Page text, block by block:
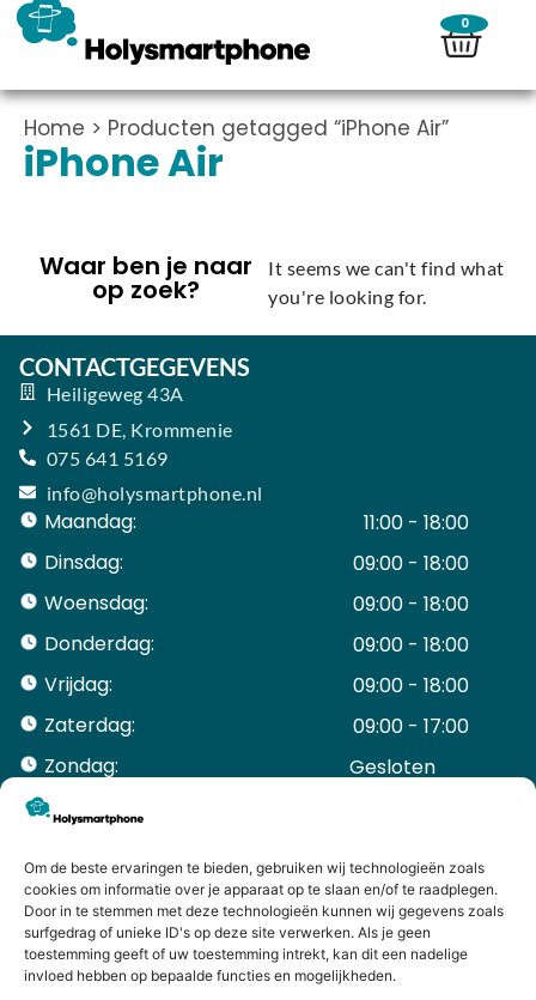
Om de beste ervaringen te bieden, gebruiken wij technologieën zoals
cookies om informatie over je apparaat op te slaan en/of te raadplegen.
Door in te stemmen met deze technologieën kunnen wij gegevens zoals
surfgedrag of unieke ID's op deze site verwerken. Als je geen
toestemming geeft of uw toestemming intrekt, kan dit een nadelige
invloed hebben op bepaalde functies en mogelijkheden.
0
Home > Producten getagged “iPhone Air”
iPhone Air
Waar ben je naar
op zoek?
It seems we can't find what
you're looking for.
CONTACTGEGEVENS
Heiligeweg 43A
1561 DE, Krommenie
075 641 5169
info@holysmartphone.nl
Maandag:
11:00 - 18:00
Dinsdag:
09:00 - 18:00
Woensdag:
09:00 - 18:00
Donderdag:
09:00 - 18:00
Vrijdag:
09:00 - 18:00
Zaterdag:
09:00 - 17:00
Zondag:
Gesloten ​ ​ ​ ​ ​ ​ ​
ACCOUNT
Mijn Account
Bestellingen
Mijn winkelwagen
HANDIGE LINKS
Levering en retourneren
Garantie